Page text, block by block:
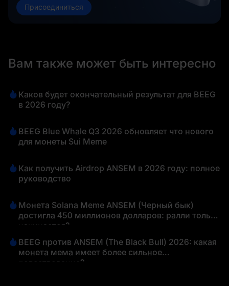
Присоединиться
Вам также может быть интересно
Каков будет окончательный результат для BEEG
в 2026 году?
BEEG Blue Whale Q3 2026 обновляет что нового
для монеты Sui Meme
Как получить Airdrop ANSEM в 2026 году: полное
руководство
Монета Solana Meme ANSEM (Черный бык)
достигла 450 миллионов долларов: ралли только
начинается?
BEEG против ANSEM (The Black Bull) 2026: какая
монета мема имеет более сильное
повествование?